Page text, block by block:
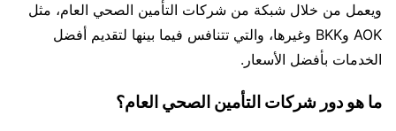
ويعمل من خلال شبكة من شركات التأمين الصحي العام، مثل
AOK وBKK وغيرها، والتي تتنافس فيما بينها لتقديم أفضل
الخدمات بأفضل الأسعار.
ما هو دور شركات التأمين الصحي العام؟